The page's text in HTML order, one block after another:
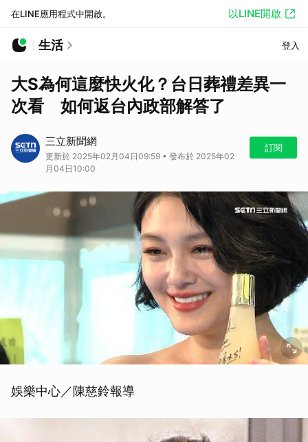
在LINE應用程式中開啟。 以LINE開啟
生活 登入
大S為何這麼快火化？台日葬禮差異一
次看 如何返台內政部解答了
三立新聞網
更新於 2025年02月04日09:59 • 發布於 2025年02
月04日10:00
訂閱
娛樂中心／陳慈鈴報導